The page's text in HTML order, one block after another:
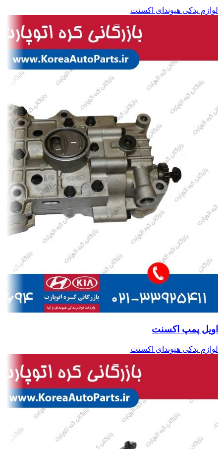
لوازم یدکی هیوندای اکسنت
اویل پمپ اکسنت
لوازم یدکی هیوندای اکسنت